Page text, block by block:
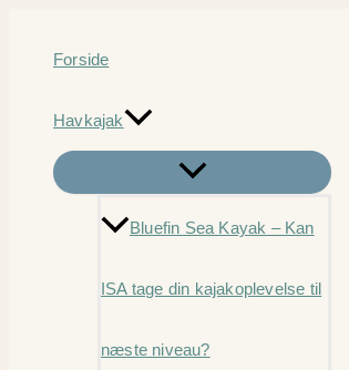
Forside
Havkajak
Bluefin Sea Kayak – Kan
ISA tage din kajakoplevelse til
næste niveau?